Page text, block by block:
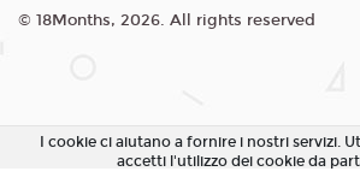
© 18Months, 2026. All rights reserved
I cookie ci aiutano a fornire i nostri servizi.
accetti l'utilizzo dei cookie da